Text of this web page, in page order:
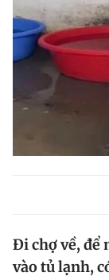
Đi chợ về, để
vào tủ lạnh,